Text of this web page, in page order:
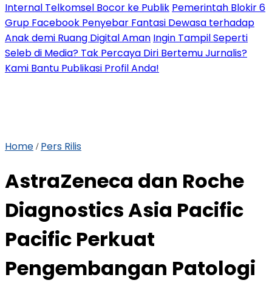
Internal Telkomsel Bocor ke Publik Pemerintah Blokir 6
Grup Facebook Penyebar Fantasi Dewasa terhadap
Anak demi Ruang Digital Aman Ingin Tampil Seperti
Seleb di Media? Tak Percaya Diri Bertemu Jurnalis?
Kami Bantu Publikasi Profil Anda!
Home / Pers Rilis
AstraZeneca dan Roche
Diagnostics Asia Pacific
Pacific Perkuat
Pengembangan Patologi